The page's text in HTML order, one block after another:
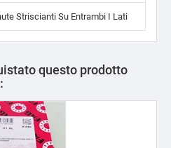
Striscianti Su Entrambi I Lati
questo prodotto